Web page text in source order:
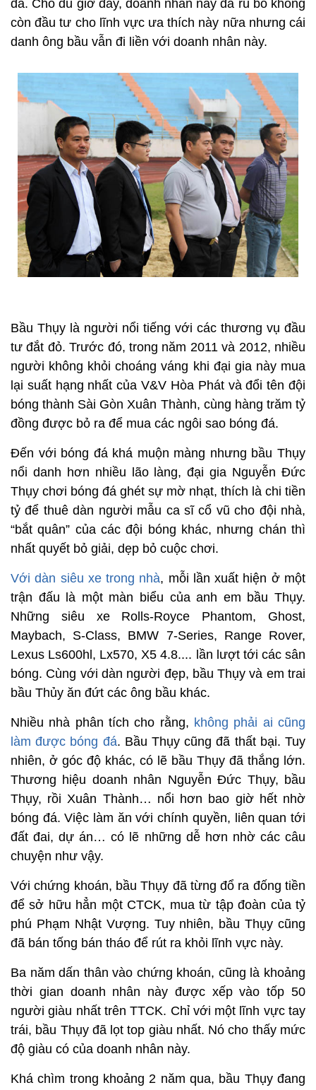
đá. Cho dù giờ đây, doanh nhân này đã rũ bỏ không
còn đầu tư cho lĩnh vực ưa thích này nữa nhưng cái
danh ông bầu vẫn đi liền với doanh nhân này.
Bầu Thụy là người nổi tiếng với các thương vụ đầu
tư đắt đỏ. Trước đó, trong năm 2011 và 2012, nhiều
người không khỏi choáng váng khi đại gia này mua
lại suất hạng nhất của V&V Hòa Phát và đổi tên đội
bóng thành Sài Gòn Xuân Thành, cùng hàng trăm tỷ
đồng được bỏ ra để mua các ngôi sao bóng đá.
Đến với bóng đá khá muộn màng nhưng bầu Thụy
nổi danh hơn nhiều lão làng, đại gia Nguyễn Đức
Thụy chơi bóng đá ghét sự mờ nhạt, thích là chi tiền
tỷ để thuê dàn người mẫu ca sĩ cổ vũ cho đội nhà,
“bắt quân” của các đội bóng khác, nhưng chán thì
nhất quyết bỏ giải, dẹp bỏ cuộc chơi.
Với dàn siêu xe trong nhà, mỗi lần xuất hiện ở một
trận đấu là một màn biểu của anh em bầu Thụy.
Những siêu xe Rolls-Royce Phantom, Ghost,
Maybach, S-Class, BMW 7-Series, Range Rover,
Lexus Ls600hl, Lx570, X5 4.8.... lần lượt tới các sân
bóng. Cùng với dàn người đẹp, bầu Thụy và em trai
bầu Thủy ăn đứt các ông bầu khác.
Nhiều nhà phân tích cho rằng, không phải ai cũng
làm được bóng đá. Bầu Thụy cũng đã thất bại. Tuy
nhiên, ở góc độ khác, có lẽ bầu Thụy đã thắng lớn.
Thương hiệu doanh nhân Nguyễn Đức Thụy, bầu
Thụy, rồi Xuân Thành… nổi hơn bao giờ hết nhờ
bóng đá. Việc làm ăn với chính quyền, liên quan tới
đất đai, dự án… có lẽ những dễ hơn nhờ các câu
chuyện như vậy.
Với chứng khoán, bầu Thụy đã từng đổ ra đống tiền
để sở hữu hẳn một CTCK, mua từ tập đoàn của tỷ
phú Phạm Nhật Vượng. Tuy nhiên, bầu Thụy cũng
đã bán tống bán tháo để rút ra khỏi lĩnh vực này.
Ba năm dấn thân vào chứng khoán, cũng là khoảng
thời gian doanh nhân này được xếp vào tốp 50
người giàu nhất trên TTCK. Chỉ với một lĩnh vực tay
trái, bầu Thụy đã lọt top giàu nhất. Nó cho thấy mức
độ giàu có của doanh nhân này.
Khá chìm trong khoảng 2 năm qua, bầu Thụy đang